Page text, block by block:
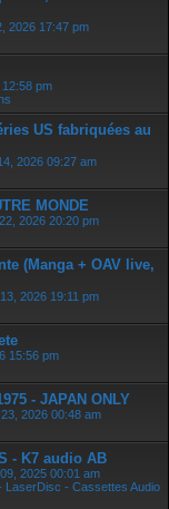
2026 17:47 pm
pm
US fabriquées au
2026 09:27 am
MONDE
2026 20:20 pm
(Manga + OAV live,
2026 19:11 pm
15:56 pm
- JAPAN ONLY
2026 00:48 am
- K7 audio AB
2025 00:01 am
LaserDisc - Cassettes Audio